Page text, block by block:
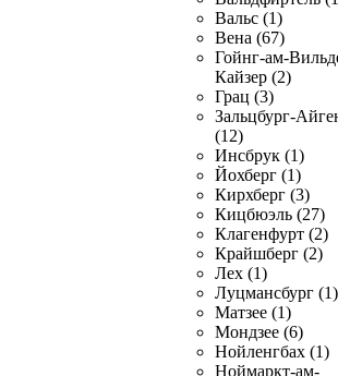
Вальс (1)
Вена (67)
Гойнг-ам-
Кайзер (2)
Грац (3)
Зальцбург-
(12)
Инсбрук (1)
Йохберг (1)
Кирхберг (3)
Кицбюэль (27)
Клагенфурт (2)
Крайшберг (2)
Лех (1)
Луцмансбург (1)
Матзее (1)
Мондзее (6)
Нойленгбах (1)
Ноймаркт-ам-